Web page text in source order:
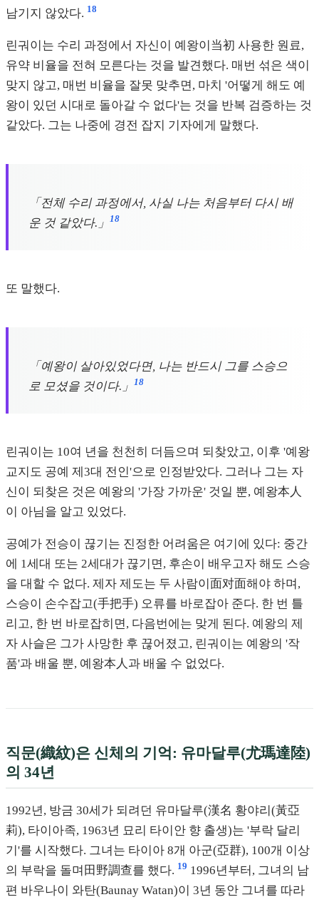
남기지 않았다. 18
린궈이는 수리 과정에서 자신이 예왕이当初 사용한 원료,
유약 비율을 전혀 모른다는 것을 발견했다. 매번 섞은 색이
맞지 않고, 매번 비율을 잘못 맞추면, 마치 '어떻게 해도 예
왕이 있던 시대로 돌아갈 수 없다'는 것을 반복 검증하는 것
같았다. 그는 나중에 경전 잡지 기자에게 말했다.
「전체 수리 과정에서, 사실 나는 처음부터 다시 배
운 것 같았다.」 18
또 말했다.
「예왕이 살아있었다면, 나는 반드시 그를 스승으
로 모셨을 것이다.」 18
린궈이는 10여 년을 천천히 더듬으며 되찾았고, 이후 '예왕
교지도 공예 제3대 전인'으로 인정받았다. 그러나 그는 자
신이 되찾은 것은 예왕의 '가장 가까운' 것일 뿐, 예왕本人
이 아님을 알고 있었다.
공예가 전승이 끊기는 진정한 어려움은 여기에 있다: 중간
에 1세대 또는 2세대가 끊기면, 후손이 배우고자 해도 스승
을 대할 수 없다. 제자 제도는 두 사람이面对面해야 하며,
스승이 손수잡고(手把手) 오류를 바로잡아 준다. 한 번 틀
리고, 한 번 바로잡히면, 다음번에는 맞게 된다. 예왕의 제
자 사슬은 그가 사망한 후 끊어졌고, 린궈이는 예왕의 '작
품'과 배울 뿐, 예왕本人과 배울 수 없었다.
직문(織紋)은 신체의 기억: 유마달루(尤瑪達陸)
의 34년
1992년, 방금 30세가 되려던 유마달루(漢名 황야리(黃亞
莉), 타이아족, 1963년 묘리 타이안 향 출생)는 '부락 달리
기'를 시작했다. 그녀는 타이아 8개 아군(亞群), 100개 이상
의 부락을 돌며田野調查를 했다. 19 1996년부터, 그녀의 남
편 바우나이 와탄(Baunay Watan)이 3년 동안 그녀를 따라